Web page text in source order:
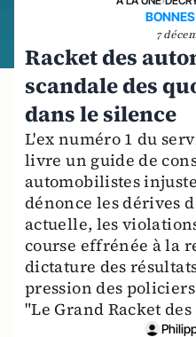
7
Racket des
scandale des
dans le silence
L'ex numéro 1 du
livre un guide de
automobilistes
dénonce les dérives
actuelle, les
course effrénée à la
dictature des
pression des
"Le Grand Racket